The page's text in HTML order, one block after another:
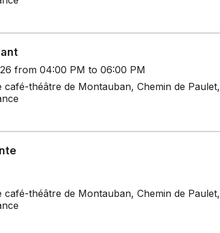
from 04:00 PM to 06:00 PM
café-théâtre de Montauban, Chemin de Paulet,
café-théâtre de Montauban, Chemin de Paulet,